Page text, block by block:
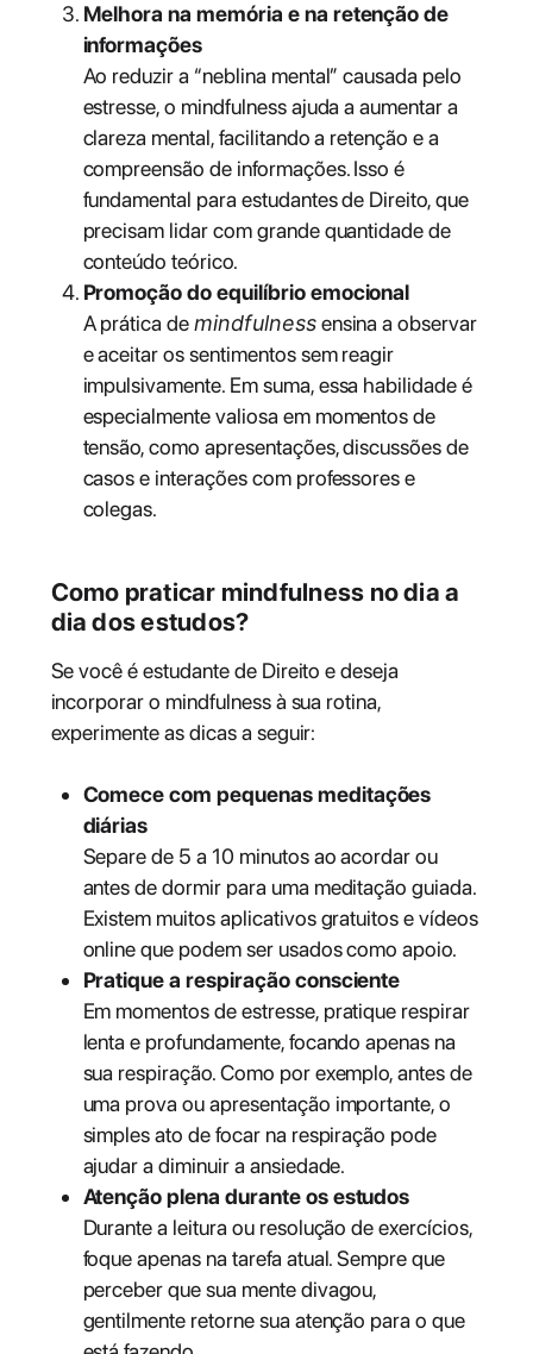
Melhora na memória e na retenção de
informações
Ao reduzir a “neblina mental” causada pelo
estresse, o mindfulness ajuda a aumentar a
clareza mental, facilitando a retenção e a
compreensão de informações. Isso é
fundamental para estudantes de Direito, que
precisam lidar com grande quantidade de
conteúdo teórico.
Promoção do equilíbrio emocional
A prática demindfulnessensina a observar
e aceitar os sentimentos sem reagir
impulsivamente. Em suma, essa habilidade é
especialmente valiosa em momentos de
tensão, como apresentações, discussões de
casos e interações com professores e
colegas.
Como praticar mindfulness no dia a
dia dos estudos?
Se você é estudante de Direito e deseja
incorporar o mindfulness à sua rotina,
experimente as dicas a seguir:
Comece com pequenas meditações
diárias
Separe de 5 a 10 minutos ao acordar ou
antes de dormir para uma meditação guiada.
Existem muitos aplicativos gratuitos e vídeos
online que podem ser usados como apoio.
Pratique a respiração consciente
Em momentos de estresse, pratique respirar
lenta e profundamente, focando apenas na
sua respiração. Como por exemplo, antes de
uma prova ou apresentação importante, o
simples ato de focar na respiração pode
ajudar a diminuir a ansiedade.
Atenção plena durante os estudos
Durante a leitura ou resolução de exercícios,
foque apenas na tarefa atual. Sempre que
perceber que sua mente divagou,
gentilmente retorne sua atenção para o que